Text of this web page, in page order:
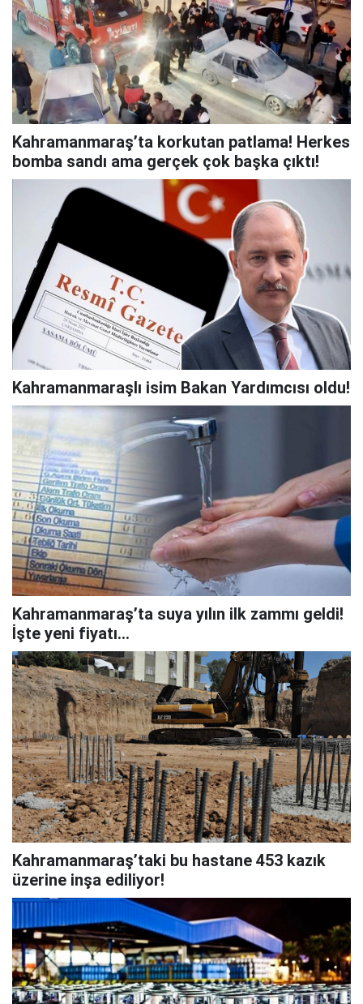
Kahramanmaraş’ta korkutan patlama! Herkes
bomba sandı ama gerçek çok başka çıktı!
Kahramanmaraşlı isim Bakan Yardımcısı oldu!
Kahramanmaraş’ta suya yılın ilk zammı geldi!
İşte yeni fiyatı…
Kahramanmaraş’taki bu hastane 453 kazık
üzerine inşa ediliyor!